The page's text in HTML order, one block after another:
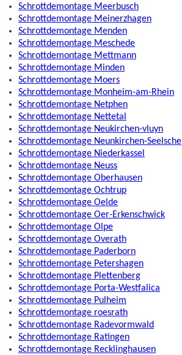
Schrottdemontage Meerbusch
Schrottdemontage Meinerzhagen
Schrottdemontage Menden
Schrottdemontage Meschede
Schrottdemontage Mettmann
Schrottdemontage Minden
Schrottdemontage Moers
Schrottdemontage Monheim-am-Rhein
Schrottdemontage Netphen
Schrottdemontage Nettetal
Schrottdemontage Neukirchen-vluyn
Schrottdemontage Neunkirchen-Seelsche
Schrottdemontage Niederkassel
Schrottdemontage Neuss
Schrottdemontage Oberhausen
Schrottdemontage Ochtrup
Schrottdemontage Oelde
Schrottdemontage Oer-Erkenschwick
Schrottdemontage Olpe
Schrottdemontage Overath
Schrottdemontage Paderborn
Schrottdemontage Petershagen
Schrottdemontage Plettenberg
Schrottdemontage Porta-Westfalica
Schrottdemontage Pulheim
Schrottdemontage roesrath
Schrottdemontage Radevormwald
Schrottdemontage Ratingen
Schrottdemontage Recklinghausen